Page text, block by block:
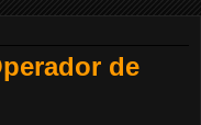
de